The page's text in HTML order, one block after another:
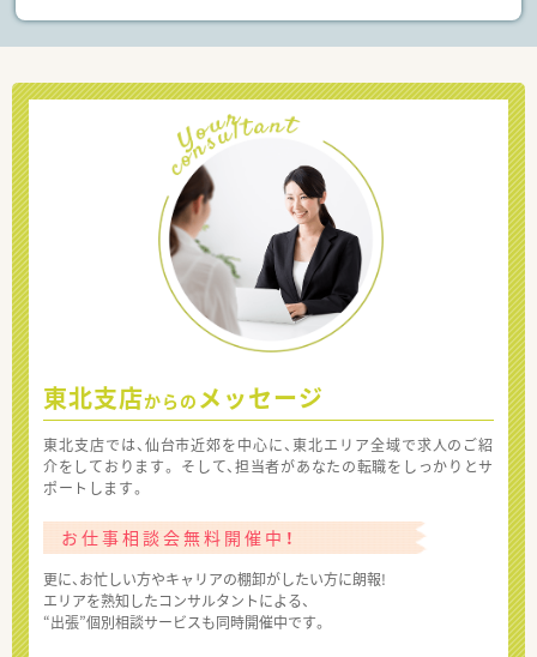
東北支店からの メッセージ
東北支店では、仙台市近郊を中心に、東北エリア全域で求人のご紹
介をしております。 そして、担当者があなたの転職をしっかりとサ
ポートします。
お仕事相談会無料開催中！
更に、お忙しい方やキャリアの棚卸がしたい方に朗報!
エリアを熟知したコンサルタントによる、
“出張”個別相談サービスも同時開催中です。